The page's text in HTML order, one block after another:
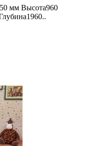
мм Высота960